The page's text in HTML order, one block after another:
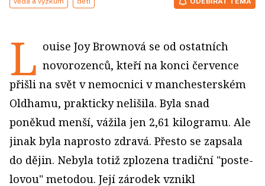
L ouise Joy Brownová se od ostatních
novorozenců, kteří na konci července
přišli na svět v nemocnici v manchesterském
Oldhamu, prakticky nelišila. Byla snad
poněkud menší, vážila jen 2,61 kilogramu. Ale
jinak byla naprosto zdravá. Přesto se zapsala
do dějin. Nebyla totiž zplozena tradiční "poste­
lovou" metodou. Její zárodek vznikl